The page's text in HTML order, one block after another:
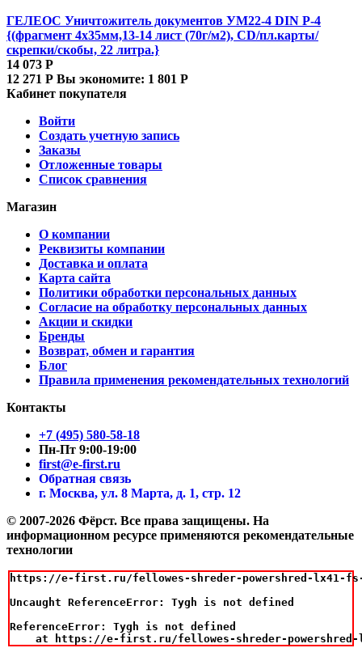
ГЕЛЕОС Уничтожитель документов УМ22-4 DIN P-4
{(фрагмент 4х35мм,13-14 лист (70г/м2), CD/пл.карты/
скрепки/скобы, 22 литра.}
14 073 Р
12 271 Р Вы экономите: 1 801 Р
Кабинет покупателя
Войти
Создать учетную запись
Заказы
Отложенные товары
Список сравнения
Магазин
О компании
Реквизиты компании
Доставка и оплата
Карта сайта
Политики обработки персональных данных
Согласие на обработку персональных данных
Акции и скидки
Бренды
Возврат, обмен и гарантия
Блог
Правила применения рекомендательных технологий
Контакты
+7 (495) 580-58-18
Пн-Пт 9:00-19:00
first@e-first.ru
Обратная связь
г. Москва, ул. 8 Марта, д. 1, стр. 12
© 2007-2026 Фёрст. Все права защищены. На
информационном ресурсе применяются рекомендательные
технологии
https://e-first.ru/fellowes-shreder-powershred-lx41-fs-
Uncaught ReferenceError: Tygh is not defined
ReferenceError: Tygh is not defined
at https://e-first.ru/fellowes-shreder-